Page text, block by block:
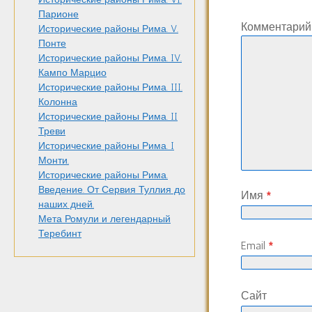
Парионе
Исторические районы Рима. V.
Понте
Исторические районы Рима. IV.
Кампо Марцио
Исторические районы Рима. III.
Колонна
Исторические районы Рима. II
Треви
Исторические районы Рима. I
Монти.
Исторические районы Рима.
Введение. От Сервия Туллия до
наших дней.
Мета Ромули и легендарный
Теребинт
Имя*
Email*
Сайт